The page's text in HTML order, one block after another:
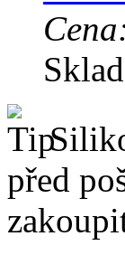
před